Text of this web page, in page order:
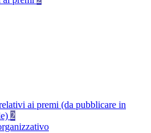
ai premi (da pubblicare in
2